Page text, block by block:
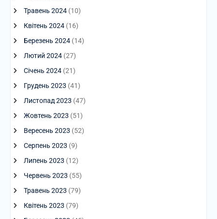
Травень 2024(10)
Квітень 2024(16)
Березень 2024(14)
Лютий 2024(27)
Січень 2024(21)
Грудень 2023 (41)
Листопад 2023 (47)
Жовтень 2023 (51)
Вересень 2023 (52)
Серпень 2023 (9)
Липень 2023 (12)
Червень 2023 (55)
Травень 2023 (79)
Квітень 2023 (79)